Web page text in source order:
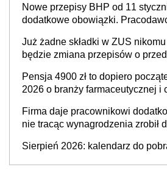
neuroatypowe. Powstanie
Inkluzywności w Zatrudnianiu?
Nowe przepisy BHP od 11
dodatkowe obowiązki.
Już żadne składki w ZUS
będzie zmiana przepisów o
Pensja 4900 zł to dopiero
2026 o branży farmaceutycznej i
Firma daje pracownikowi
nie tracąc wynagrodzenia zrobił
Sierpień 2026: kalendarz do